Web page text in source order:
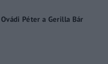
Péter a Gerilla Bár